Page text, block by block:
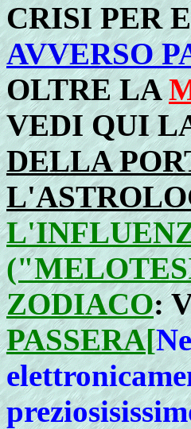
CRISI PER
AVVERSO
OLTRE LA
VEDI QUI
DELLA
ZODIACO:
PASSERA[